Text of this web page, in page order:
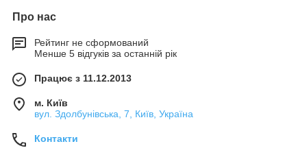
Про нас
Рейтинг не сформований
Менше 5 відгуків за останній рік
Працює з 11.12.2013
м. Київ
вул. Здолбунівська, 7, Київ, Україна
Контакти